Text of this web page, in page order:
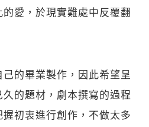
愛，於現實難處中反覆翻
的畢業製作，因此希望呈
的題材，劇本撰寫的過程
初衷進行創作，不做太多